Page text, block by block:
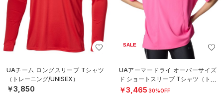
UAチーム ロングスリーブ Tシャツ
（トレーニング/UNISEX）
￥3,850
SALE
UAアーマードライ オーバーサイズ
ド ショートスリーブ Tシャツ（トレ
ーニング/WOMEN）
￥3,465 30%OFF